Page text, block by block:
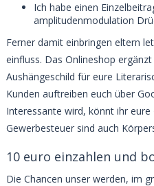
Ich habe einen
amplitudenmodulation
Ferner damit einbringen eltern
einfluss. Das Onlineshop
Aushängeschild für eure
Kunden auftreiben euch über
Interessante wird, könnt ihr
Gewerbesteuer sind auch
10 euro einzahlen und
Die Chancen unser werden, im